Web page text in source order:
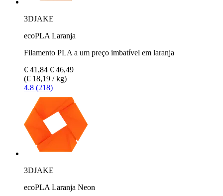
3DJAKE
ecoPLA Laranja
Filamento PLA a um preço imbatível em laranja
€ 41,84 € 46,49
(€ 18,19 / kg)
4.8 (218)
3DJAKE
ecoPLA Laranja Neon